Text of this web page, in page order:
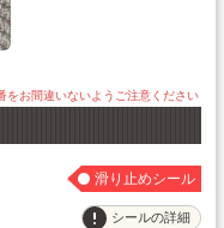
滑り止めシール
シールの詳細